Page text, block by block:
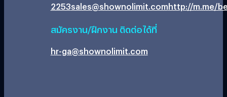
2253sales@shownolimit.comhttp://m.me/
สมัครงาน/ฝึกงาน ติดต่อได้ที่
hr-ga@shownolimit.com